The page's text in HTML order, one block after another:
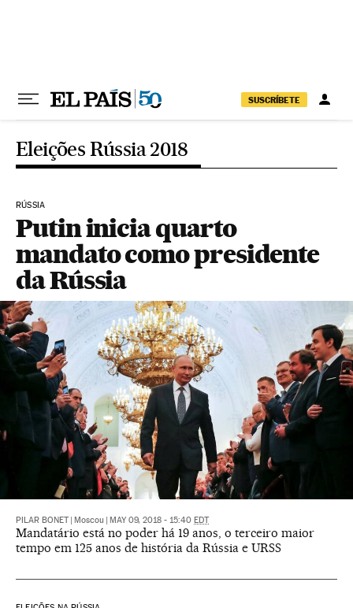
SUSCRÍBETE
Eleições Rússia 2018
RÚSSIA
Putin inicia quarto
mandato como presidente
da Rússia
PILAR BONET Moscou MAY 09, 2018 - 15:40 EDT
Mandatário está no poder há 19 anos, o terceiro maior
tempo em 125 anos de história da Rússia e URSS